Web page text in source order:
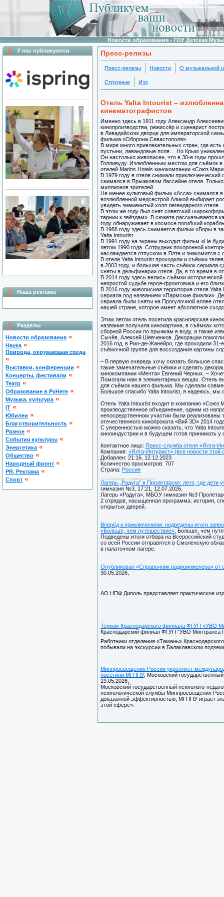
Новости образования - ГОУ Детская
У нас публикуются
Наша реклама
Разделы
Новости образования «
Наука «
Природа, окружающая среда
«
Выставки, конференции «
Концерты, фестивали «
Театр «
Образование в РуНете «
Музыка, культура «
IT «
Юбилеи «
Благотворительность «
Разное «
Cобытия культуры «
Энергетика «
Общество «
Народный фронт «
PR, Реклама «
Спорт «
Пресс-релизы
Пресс-релизы Новости О музыкальной
Струнные Изо
Отель Yalta Intourist –
кинематографистов
Именно здесь в 1911 году Александр
кинопроизводства, режиссёр и сценарист
в Ливадийском дворце для императорской
фильма «Оборона Севастополя».
В мире много привлекательных стран, где
пустыни, лавандовые поля… Но Крым
Он настолько живописен, что в 30-е годы
Голливуду. Излюбленным местом для съёмок в
отелей Marins Hotels кинокомпании «Союз
В 1979 году в отеле снимали
снимался в Прыжковом бассейне отеля.
миллионов зрителей.
Не менее культовый фильм «Асса» снимался в
возлюбленной медсестрой Аликой выбирает
увидеть знаменитый холл легендарного отеля.
В этом же году был снят советский
тернии к звёздам». В сюжете рассказывается
году обнаруживает в космосе погибший
В 1988 году здесь снимается фильм «Воры в
Yalta Intourist.
В 1991 году на экраны выходит фильм «Не
летом 1990 года. Сотрудник похоронной
наслаждается отпуском в Ялте и знакомится с
В отеле Yalta Intourist проходили и съёмки
в 2003 году, и большая часть съёмок
сняты в дельфинарии отеля. Да, в то время в
В 2014 году здесь велись съёмки
непростой судьбе героя-фронтовика и его
В 2016 году живописная территория отеля
сериала под названием «Пармские фиалки».
сериала были сняты на Прогулочной аллее
нашей стране, которое имеет абсолютное
Этим летом отель посетила красноярская
название получила кинокартина, в съёмках
сборной России по прыжкам в воду, а также
Сычёв, Алексей Шевченков. Декорации
2016 год, в Рио-де-Жанейро, где проходили
съёмочной группе для воссоздания картины
– В первую очередь хочу сказать большое
такие замечательные съёмки и сделать
кинокомпании «Мечта» Евгений Черных. –
Помогали нам в элементарных вещах. Отель
для съёмок нашего фильма. Мы сделали
Большое спасибо Yalta Intourist, я надеюсь,
Отель Yalta Intourist входит в компанию «Союз
производственное объединение, одним из
непосредственном участии были
отечественного кинопроката «Вий 3D» 2014
С уверенностью можно сказать, что Yalta
киноиндустрии и в будущем готов принимать
Контактное лицо: Пресс-служба отеля «Ялта-
Компания: «Ялта-Интурист» (все новости этой
Добавлен: 21:16, 12.12.2023
Количество просмотров: 707
Страна: Россия
Лагерь „Радуга“ в Пролетарске: лето, где
гимназия №3, 17:21, 12.07.2026,
Лагерь «Радуга», МБОУ гимназия №3
2 отрядов, насыщенная программа: история,
открытых дверей.
Вперёд к приключениям: подведены итоги
«Больше, чем путешествие» , Больше, чем
Подведены итоги отбора на Всероссийский
со всей России отправятся в Смоленскую
в палаточном лагере.
Опубликован «Справочник радиоинженера»
30.05.2026,
АО НПФ Диполь представляет практическое
Терком Краснодарского филиала ФГУП «УВО
Краснодарский филиал ФГУП "УВО Минтранса
Работники отделения «Тамань»
побывали на экскурсии в Балаклавском
Минпросвещения России укрепляет
посетили МГППУ, Московский
19.05.2026,
Московский государственный психолого-
психологической службы Минпросвещения
доказанной эффективностью, МГППУ играет
этой сфере».